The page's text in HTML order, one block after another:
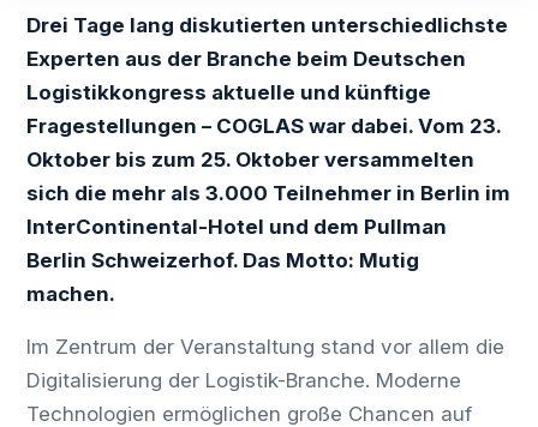
Drei Tage lang diskutierten unterschiedlichste
Experten aus der Branche beim Deutschen
Logistikkongress aktuelle und künftige
Fragestellungen – COGLAS war dabei. Vom 23.
Oktober bis zum 25. Oktober versammelten
sich die mehr als 3.000 Teilnehmer in Berlin im
InterContinental-Hotel und dem Pullman
Berlin Schweizerhof. Das Motto: Mutig
machen.
Im Zentrum der Veranstaltung stand vor allem die
Digitalisierung der Logistik-Branche. Moderne
Technologien ermöglichen große Chancen auf